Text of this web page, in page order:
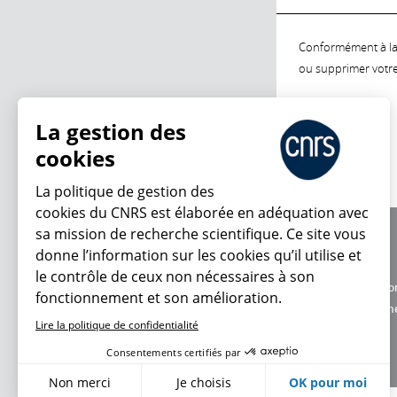
Conformément à
ou supprimer
Charte
Données
La gestion des
cookies
La politique de gestion des
cookies du CNRS est élaborée en adéquation avec
sa mission de recherche scientifique. Ce site vous
donne l’information sur les cookies qu’il utilise et
le contrôle de ceux non nécessaires à son
fonctionnement et son amélioration.
Lire la politique de confidentialité
Consentements certifiés par
Non merci Je choisis OK pour moi